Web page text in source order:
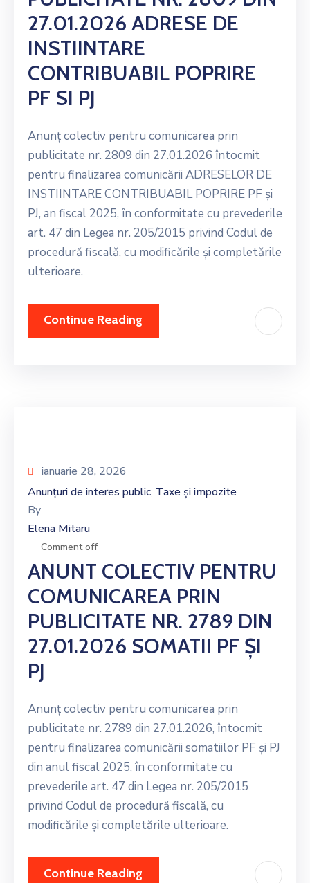
27.01.2026 ADRESE DE
INSTIINTARE
CONTRIBUABIL POPRIRE
PF SI PJ
Anunț colectiv pentru comunicarea prin
publicitate nr. 2809 din 27.01.2026 întocmit
pentru finalizarea comunicării ADRESELOR DE
INSTIINTARE CONTRIBUABIL POPRIRE PF și
PJ, an fiscal 2025, în conformitate cu prevederile
art. 47 din Legea nr. 205/2015 privind Codul de
procedură fiscală, cu modificările și completările
ulterioare.
Continue Reading
ianuarie 28, 2026
Anunțuri de interes public‚ Taxe și impozite
By
Elena Mitaru
Comment off
ANUNT COLECTIV PENTRU
COMUNICAREA PRIN
PUBLICITATE NR. 2789 DIN
27.01.2026 SOMATII PF ȘI
PJ
Anunț colectiv pentru comunicarea prin
publicitate nr. 2789 din 27.01.2026, întocmit
pentru finalizarea comunicării somatiilor PF și PJ
din anul fiscal 2025, în conformitate cu
prevederile art. 47 din Legea nr. 205/2015
privind Codul de procedură fiscală, cu
modificările și completările ulterioare.
Continue Reading